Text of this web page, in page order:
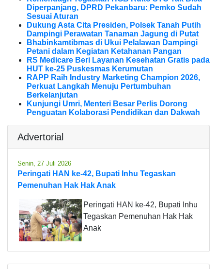
Diperpanjang, DPRD Pekanbaru: Pemko Sudah
Sesuai Aturan
Dukung Asta Cita Presiden, Polsek Tanah Putih
Dampingi Perawatan Tanaman Jagung di Putat
Bhabinkamtibmas di Ukui Pelalawan Dampingi
Petani dalam Kegiatan Ketahanan Pangan
RS Medicare Beri Layanan Kesehatan Gratis pada
HUT ke-25 Puskesmas Kerumutan
RAPP Raih Industry Marketing Champion 2026,
Perkuat Langkah Menuju Pertumbuhan
Berkelanjutan
Kunjungi Umri, Menteri Besar Perlis Dorong
Penguatan Kolaborasi Pendidikan dan Dakwah
Advertorial
Senin, 27 Juli 2026
Peringati HAN ke-42, Bupati Inhu Tegaskan
Pemenuhan Hak Hak Anak
Peringati HAN ke-42, Bupati Inhu
Tegaskan Pemenuhan Hak Hak
Anak